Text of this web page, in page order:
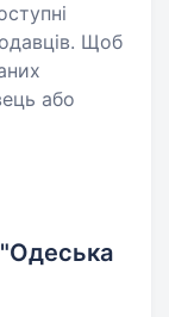
Щоб
або
"Одеська